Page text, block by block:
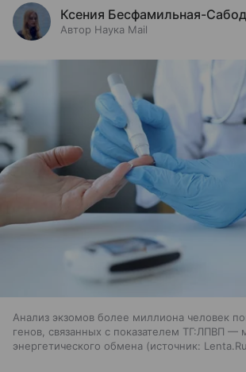
Ксения Бесфамильная-
Автор Наука Mail
Анализ экзомов более миллиона человек
генов, связанных с показателем ТГ:ЛПВП —
энергетического обмена
источник: Lenta.Ru